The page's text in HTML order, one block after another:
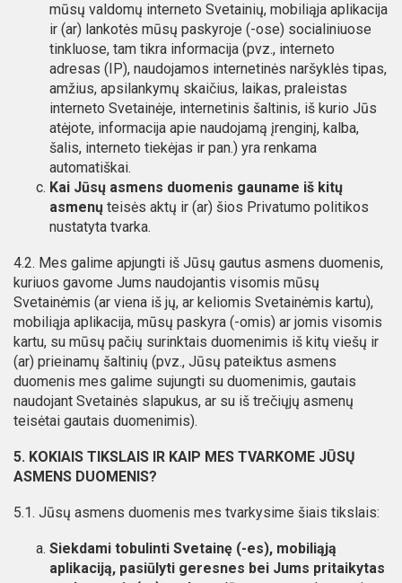
mūsų valdomų interneto Svetainių, mobiliąja aplikacija
ir (ar) lankotės mūsų paskyroje (-ose) socialiniuose
tinkluose, tam tikra informacija (pvz., interneto
adresas (IP), naudojamos internetinės naršyklės tipas,
amžius, apsilankymų skaičius, laikas, praleistas
interneto Svetainėje, internetinis šaltinis, iš kurio Jūs
atėjote, informacija apie naudojamą įrenginį, kalba,
šalis, interneto tiekėjas ir pan.) yra renkama
automatiškai.
Kai Jūsų asmens duomenis gauname iš kitų
asmenų teisės aktų ir (ar) šios Privatumo politikos
nustatyta tvarka.
4.2. Mes galime apjungti iš Jūsų gautus asmens duomenis,
kuriuos gavome Jums naudojantis visomis mūsų
Svetainėmis (ar viena iš jų, ar keliomis Svetainėmis kartu),
mobiliąja aplikacija, mūsų paskyra (-omis) ar jomis visomis
kartu, su mūsų pačių surinktais duomenimis iš kitų viešų ir
(ar) prieinamų šaltinių (pvz., Jūsų pateiktus asmens
duomenis mes galime sujungti su duomenimis, gautais
naudojant Svetainės slapukus, ar su iš trečiųjų asmenų
teisėtai gautais duomenimis).
5. KOKIAIS TIKSLAIS IR KAIP MES TVARKOME JŪSŲ
ASMENS DUOMENIS?
5.1. Jūsų asmens duomenis mes tvarkysime šiais tikslais:
Siekdami tobulinti Svetainę (-es), mobiliąją
aplikaciją, pasiūlyti geresnes bei Jums pritaikytas